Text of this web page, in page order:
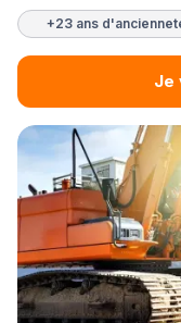
+23 ans
Je